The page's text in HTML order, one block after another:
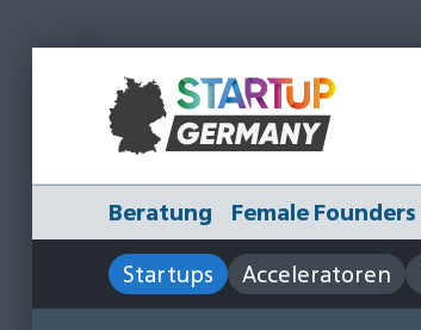
Beratung Female Founders
Startups
Acceleratoren